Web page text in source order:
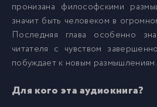
17 Shikina_Strany_i_Kontinenty_17
пронизана философскими
значит быть человеком в
Последняя глава особенно
читателя с чувством
побуждает к новым размышлениям.
Для кого эта аудиокнига?